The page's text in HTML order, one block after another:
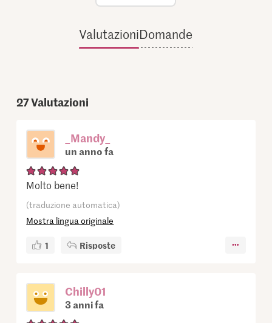
ValutazioniDomande
27Valutazioni
_Mandy_
un anno fa
Molto bene!
(traduzione automatica)
Mostra lingua originale
1 Risposte
Chilly01
3 anni fa